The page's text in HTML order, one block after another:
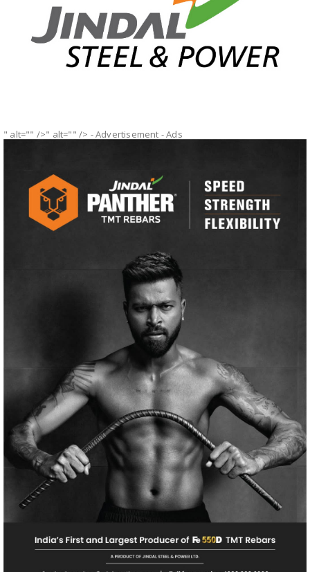
" alt="" />" alt="" /> - Advertisement -Ads